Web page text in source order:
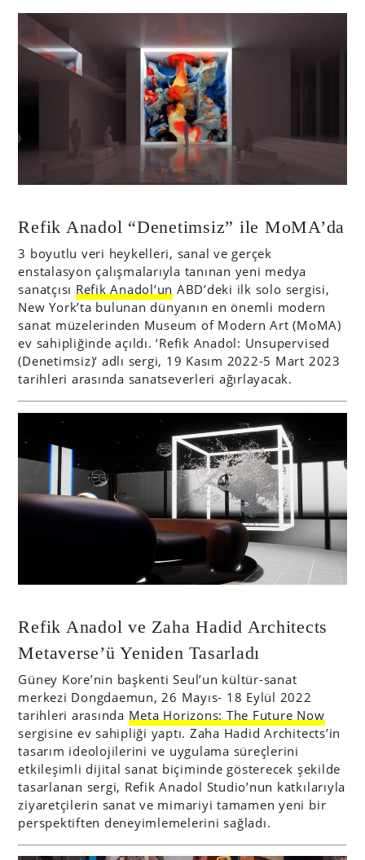
Refik Anadol “Denetimsiz” ile MoMA’da
3 boyutlu veri heykelleri, sanal ve gerçek
enstalasyon çalışmalarıyla tanınan yeni medya
sanatçısı Refik Anadol’un ABD’deki ilk solo sergisi,
New York’ta bulunan dünyanın en önemli modern
sanat müzelerinden Museum of Modern Art (MoMA)
ev sahipliğinde açıldı. ‘Refik Anadol: Unsupervised
(Denetimsiz)‘ adlı sergi, 19 Kasım 2022-5 Mart 2023
tarihleri ​​arasında sanatseverleri ağırlayacak.
Refik Anadol ve Zaha Hadid Architects
Metaverse’ü Yeniden Tasarladı
Güney Kore’nin başkenti Seul’un kültür-sanat
merkezi Dongdaemun, 26 Mayıs- 18 Eylül 2022
tarihleri arasında Meta Horizons: The Future Now
sergisine ev sahipliği yaptı. Zaha Hadid Architects’in
tasarım ideolojilerini ve uygulama süreçlerini
etkileşimli dijital sanat biçiminde gösterecek şekilde
tasarlanan sergi, Refik Anadol Studio’nun katkılarıyla
ziyaretçilerin sanat ve mimariyi tamamen yeni bir
perspektiften deneyimlemelerini sağladı.